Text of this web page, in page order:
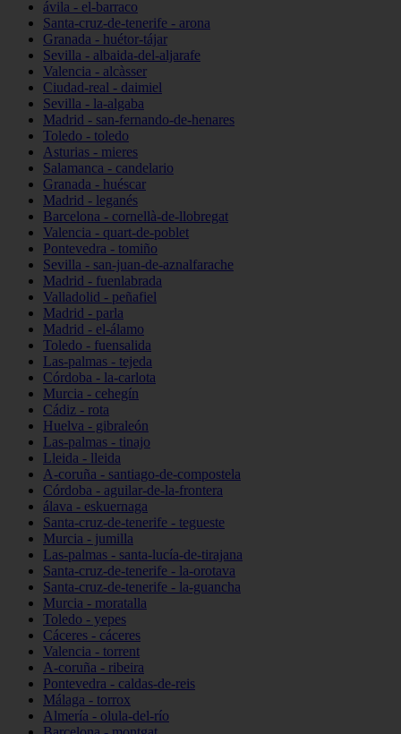
ávila - el-barraco
Santa-cruz-de-tenerife - arona
Granada - huétor-tájar
Sevilla - albaida-del-aljarafe
Valencia - alcàsser
Ciudad-real - daimiel
Sevilla - la-algaba
Madrid - san-fernando-de-henares
Toledo - toledo
Asturias - mieres
Salamanca - candelario
Granada - huéscar
Madrid - leganés
Barcelona - cornellà-de-llobregat
Valencia - quart-de-poblet
Pontevedra - tomiño
Sevilla - san-juan-de-aznalfarache
Madrid - fuenlabrada
Valladolid - peñafiel
Madrid - parla
Madrid - el-álamo
Toledo - fuensalida
Las-palmas - tejeda
Córdoba - la-carlota
Murcia - cehegín
Cádiz - rota
Huelva - gibraleón
Las-palmas - tinajo
Lleida - lleida
A-coruña - santiago-de-compostela
Córdoba - aguilar-de-la-frontera
álava - eskuernaga
Santa-cruz-de-tenerife - tegueste
Murcia - jumilla
Las-palmas - santa-lucía-de-tirajana
Santa-cruz-de-tenerife - la-orotava
Santa-cruz-de-tenerife - la-guancha
Murcia - moratalla
Toledo - yepes
Cáceres - cáceres
Valencia - torrent
A-coruña - ribeira
Pontevedra - caldas-de-reis
Málaga - torrox
Almería - olula-del-río